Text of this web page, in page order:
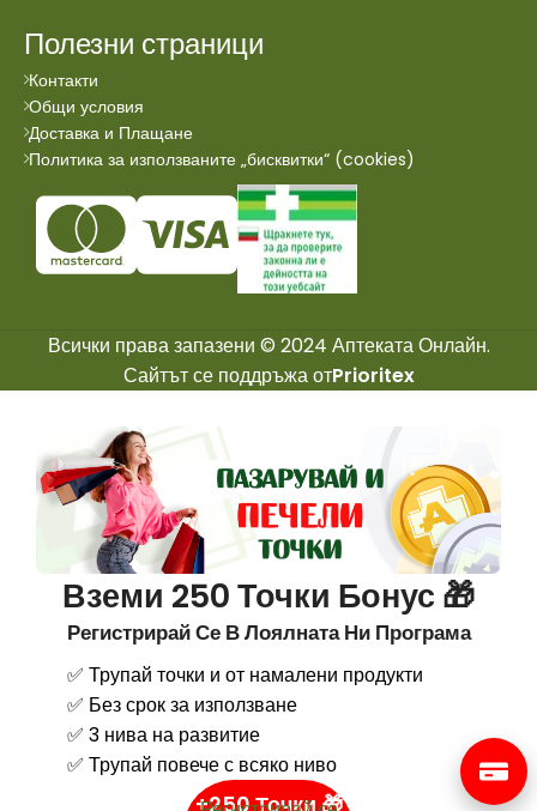
Полезни страници
Контакти
Общи условия
Доставка и Плащане
Политика за използваните „бисквитки“ (cookies)
Всички права запазени © 2024 Аптеката Онлайн.
Сайтът се поддръжа отPrioritex
Вземи 250 Точки Бонус 🎁
Регистрирай Се В Лоялната Ни Програма
✅ Трупай точки и от намалени продукти
✅ Без срок за използване
✅ 3 нива на развитие
✅ Трупай повече с всяко ниво
+250 Точки 🎁